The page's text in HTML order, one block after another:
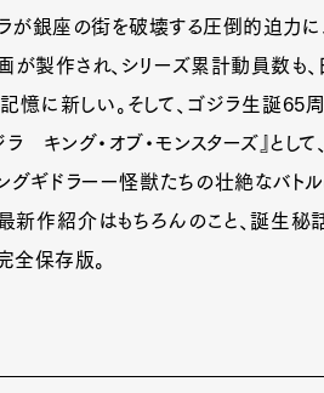
が銀座の街を破壊する圧倒的迫力に
が製作され、シリーズ累計動員数も
記憶に新しい。そして、ゴジラ生誕
ラ キング・オブ・モンスターズ』とし
グギドラーー怪獣たちの壮絶なバトル
新作紹介はもちろんのこと、誕生秘
全保存版。